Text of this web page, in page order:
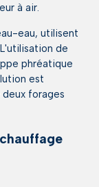
à air.
eau, utilisent
de
phréatique
est
forages